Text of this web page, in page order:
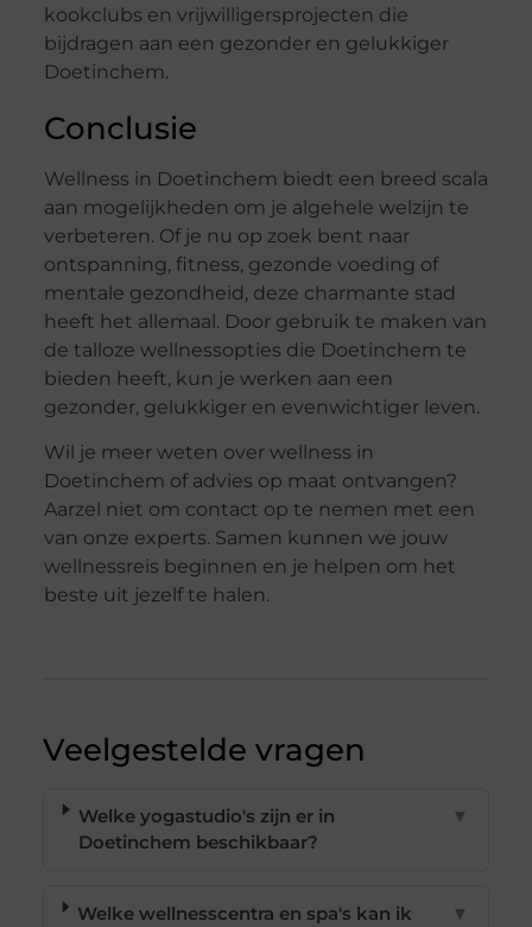
kookclubs en vrijwilligersprojecten die
bijdragen aan een gezonder en gelukkiger
Doetinchem.
Conclusie
Wellness in Doetinchem biedt een breed scala
aan mogelijkheden om je algehele welzijn te
verbeteren. Of je nu op zoek bent naar
ontspanning, fitness, gezonde voeding of
mentale gezondheid, deze charmante stad
heeft het allemaal. Door gebruik te maken van
de talloze wellnessopties die Doetinchem te
bieden heeft, kun je werken aan een
gezonder, gelukkiger en evenwichtiger leven.
Wil je meer weten over wellness in
Doetinchem of advies op maat ontvangen?
Aarzel niet om contact op te nemen met een
van onze experts. Samen kunnen we jouw
wellnessreis beginnen en je helpen om het
beste uit jezelf te halen.
Veelgestelde vragen
Welke yogastudio's zijn er in
Doetinchem beschikbaar?
▼
Welke wellnesscentra en spa's kan ik
▼